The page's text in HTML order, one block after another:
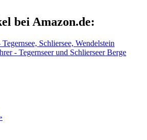
bei Amazon.de:
Schliersee, Wendelstein
- Tegernseer und Schlierseer Berge